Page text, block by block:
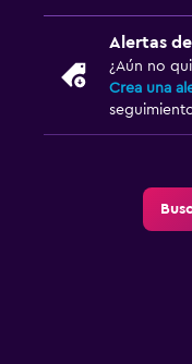
Alertas
¿Aún no
Crea una